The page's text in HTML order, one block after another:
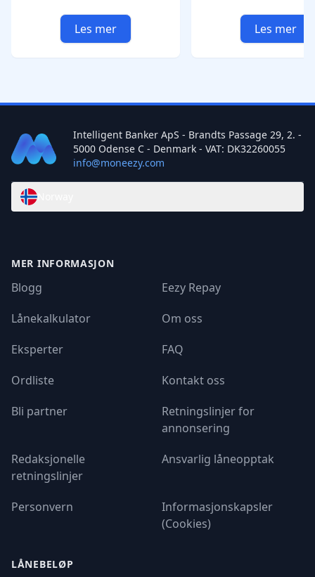
Les mer Les mer
Intelligent Banker ApS - Brandts Passage 29, 2. -
5000 Odense C - Denmark - VAT: DK32260055
info@moneezy.com
MER INFORMASJON
Blogg
Eezy Repay
Lånekalkulator
Om oss
Eksperter
FAQ
Ordliste
Kontakt oss
Bli partner
Retningslinjer for
annonsering
Redaksjonelle
retningslinjer
Ansvarlig låneopptak
Personvern
Informasjonskapsler
(Cookies)
LÅNEBELØP